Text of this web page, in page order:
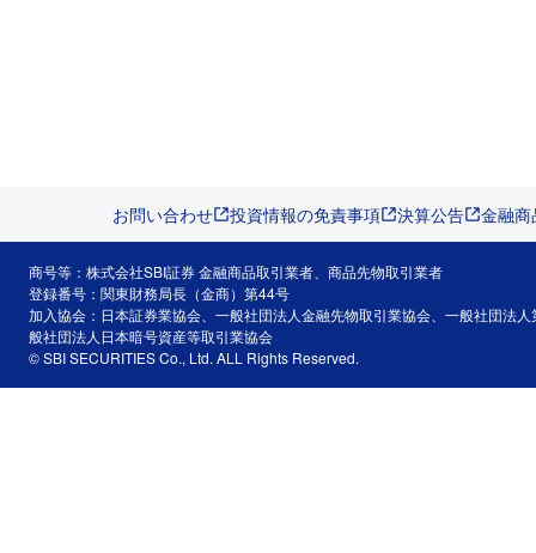
お問い合わせ 投資情報の免責事項 決算公告 金融
商号等：株式会社SBI証券 金融商品取引業者、商品先物取引業者
登録番号：関東財務局長（金商）第44号
加入協会：日本証券業協会、一般社団法人金融先物取引業協会、一般社団法
般社団法人日本暗号資産等取引業協会
© SBI SECURITIES Co., Ltd. ALL Rights Reserved.